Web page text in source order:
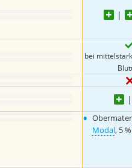
bei
•
Modal, 5 %